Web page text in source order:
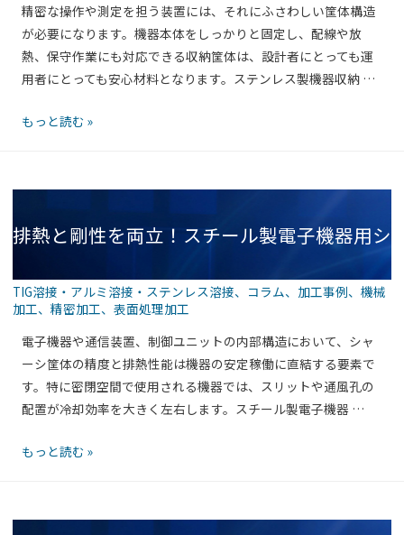
ン
レ
ス
製
置
フ
ー
筐
体
ペ
サ
ー
付
の実力
精密な操作や測定を担う装置には、それにふさわしい筐体構造
が必要になります。機器本体をしっかりと固定し、配線や放
熱、保守作業にも対応できる収納筐体は、設計者にとっても運
用者にとっても安心材料となります。ステンレス製機器収納 …
操
ネ
や
御
装
に
最
適！
ス
ン
製
もっと読む »
排熱と剛性を両立！スチール製電子機器用シ
ャーシ筐体（通風スリット付き）の高機能設
計
TIG溶接・アルミ溶接・ステンレス溶接、 コラム、 加工事例、 機械
加工、 精密加工、 表面処理加工
電子機器や通信装置、制御ユニットの内部構造において、シャ
ーシ筐体の精度と排熱性能は機器の安定稼働に直結する要素で
す。特に密閉空間で使用される機器では、スリットや通風孔の
配置が冷却効率を大きく左右します。スチール製電子機器 …
排
剛
もっと読む »